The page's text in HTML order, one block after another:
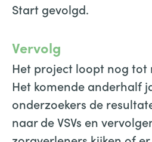
Start gevolgd.
Vervolg
Het project loopt nog tot
Het komende anderhalf
onderzoekers de
naar de VSVs en